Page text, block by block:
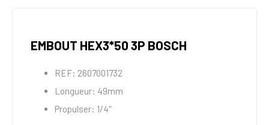
EMBOUT HEX3*50 3P BOSCH
REF: 2607001732
Longueur: 49mm
Propulser: 1/4"